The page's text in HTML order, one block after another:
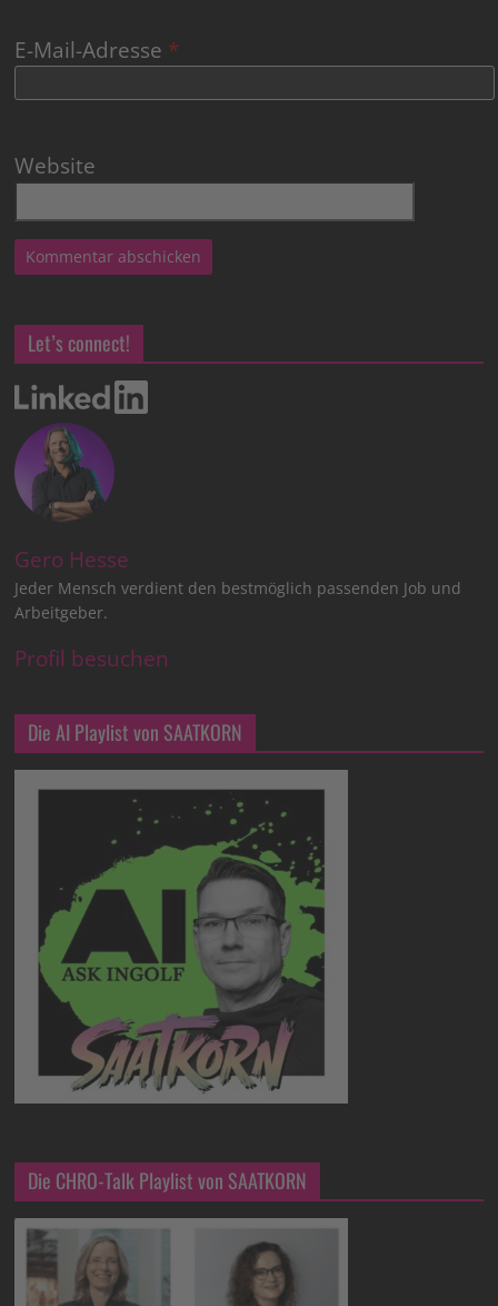
E-Mail-Adresse *
Website
Let’s connect!
Gero Hesse
Jeder Mensch verdient den bestmöglich passenden Job und
Arbeitgeber.
Profil besuchen
Die AI Playlist von SAATKORN
Die CHRO-Talk Playlist von SAATKORN